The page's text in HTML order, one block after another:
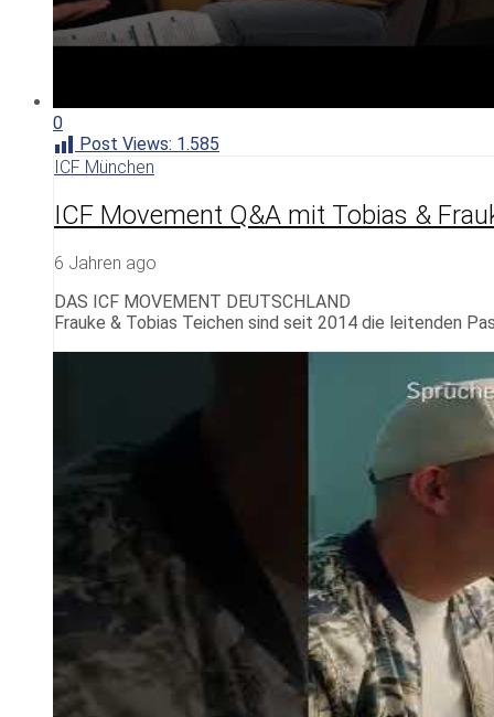
0
Post Views: 1.585
ICF München
ICF Movement Q&A mit Tobias &
6 Jahren ago
DAS ICF MOVEMENT DEUTSCHLAND
Frauke & Tobias Teichen sind seit 2014 die leitenden